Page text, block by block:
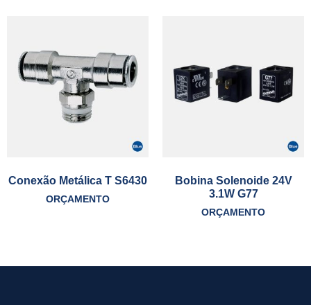
Conexão Metálica T S6430
ORÇAMENTO
Bobina Solenoide 24V
3.1W G77
ORÇAMENTO